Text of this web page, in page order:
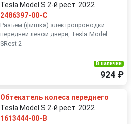
Tesla Model S 2-й рест. 2022
2486397-00-C
Разъём (фишка) электропроводки
передней левой двери, Tesla Model
SRest 2
В наличии
924 ₽
Обтекатель колеса переднего
Tesla Model S 2-й рест. 2022
1613444-00-B